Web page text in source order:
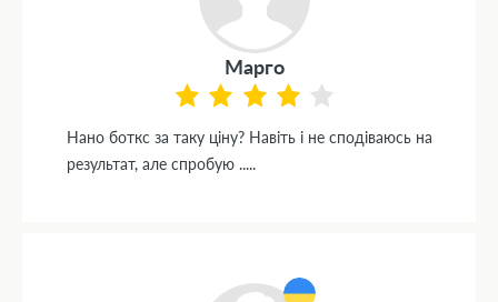
Марго
Нано боткс за таку ціну? Навіть і не сподіваюсь на
результат, але спробую .....